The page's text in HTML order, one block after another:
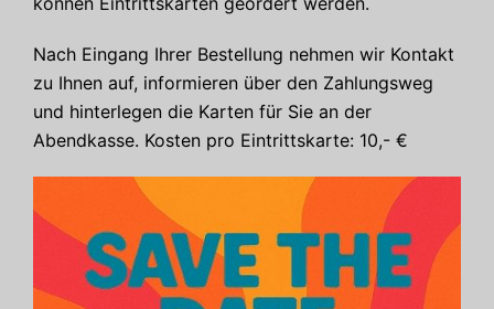
Nach Eingang Ihrer Bestellung nehmen wir Kontakt
zu Ihnen auf, informieren über den Zahlungsweg
und hinterlegen die Karten für Sie an der
Abendkasse. Kosten pro Eintrittskarte: 10,- €